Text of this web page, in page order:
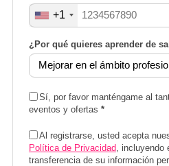
+1
¿Por qué quieres aprender de
Sí, por favor manténgame al
eventos y ofertas *
Al registrarse, usted acepta
Política de Privacidad, incluyendo
transferencia de su información